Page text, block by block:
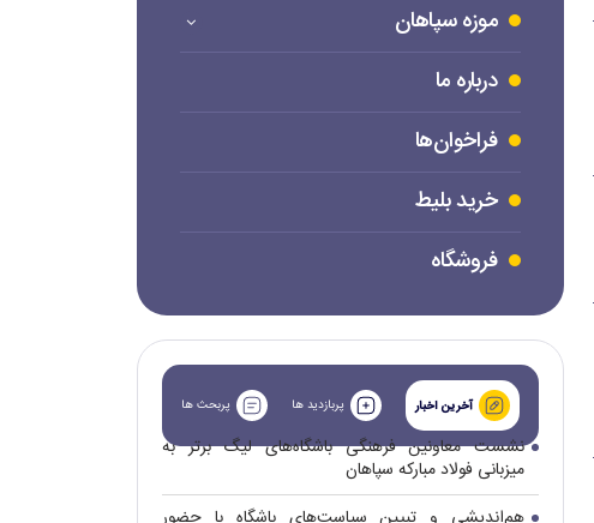
موزه سپاهان
درباره ما
فراخوان‌ها
خرید بلیط
فروشگاه
آخرین اخبار پربازدید ها پربحث ها
نشست معاونین فرهنگی باشگاه‌های لیگ برتر به
میزبانی فولاد مبارکه سپاهان